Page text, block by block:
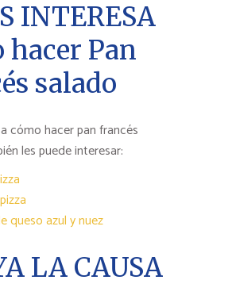
INTERESA
hacer Pan
salado
cómo hacer pan francés
les puede interesar:
queso azul y nuez
LA CAUSA